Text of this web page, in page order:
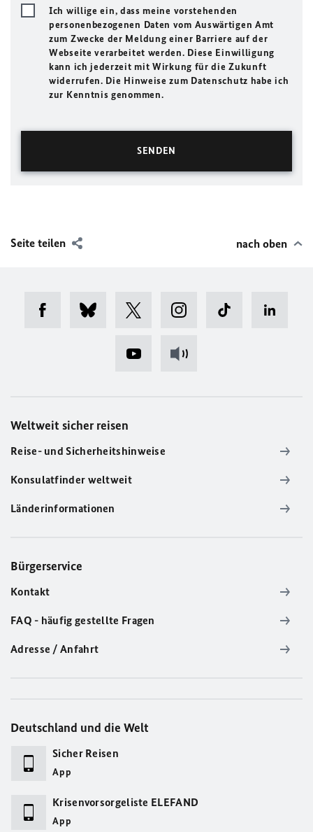
Ich willige ein, dass meine vorstehenden
personenbezogenen Daten vom Auswärtigen Amt
zum Zwecke der Meldung einer Barriere auf der
Webseite verarbeitet werden. Diese Einwilligung
kann ich jederzeit mit Wirkung für die Zukunft
widerrufen. Die Hinweise zum Datenschutz habe ich
zur Kenntnis genommen.
Seite teilen nach oben
Weltweit sicher reisen
Reise- und Sicherheitshinweise
Konsulatfinder weltweit
Länderinformationen
Bürgerservice
Kontakt
FAQ - häufig gestellte Fragen
Adresse / Anfahrt
Deutschland und die Welt
Sicher Reisen
App
Krisenvorsorgeliste ELEFAND
App